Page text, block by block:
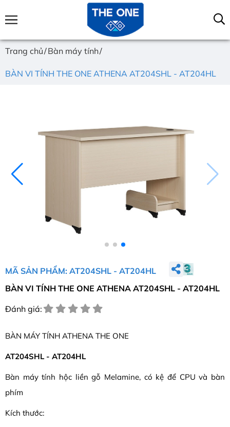
Trang chủ Bàn máy tính
BÀN VI TÍNH THE ONE ATHENA AT204SHL - AT204HL
MÃ SẢN PHẨM: AT204SHL - AT204HL
BÀN VI TÍNH THE ONE ATHENA AT204SHL - AT204HL
Đánh giá:
BÀN MÁY TÍNH ATHENA THE ONE
AT204SHL - AT204HL
Bàn máy tính hộc liền gỗ Melamine, có kệ để CPU và bàn
phím
Kích thước: